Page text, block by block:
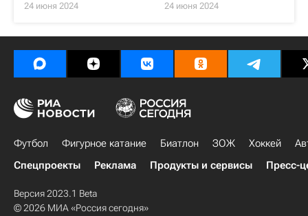
24 июня 2024 24 июня 2024
Футбол Фигурное катание Биатлон ЗОЖ Хоккей
Спецпроекты
Реклама Продукты и сервисы Пресс-
Версия 2023.1 Beta
© 2026 МИА «Россия сегодня»